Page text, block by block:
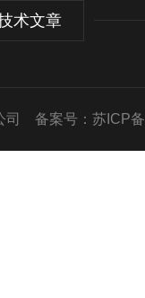
术文章
司 备案号：苏ICP